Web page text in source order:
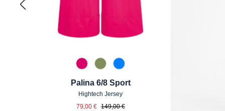
538 Dunkelpink
741 Salbei
870 Azur
Palina 6/8 Sport
Hightech Jersey
Verkaufspreis:
79,00 € Regulärer Preis:
149,00 €